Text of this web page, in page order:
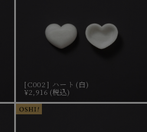
[C002] ハート(白)
¥2,916 (税込)